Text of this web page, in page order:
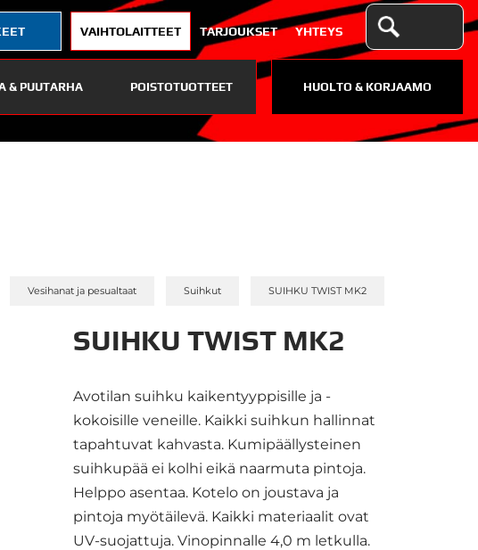
VAIHTOLAITTEET TARJOUKSET YHTEYS
& PUUTARHA POISTOTUOTTEET HUOLTO & KORJAAMO
Vesihanat ja pesualtaat Suihkut SUIHKU TWIST MK2
SUIHKU TWIST MK2
Avotilan suihku kaikentyyppisille ja -
kokoisille veneille. Kaikki suihkun hallinnat
tapahtuvat kahvasta. Kumipäällysteinen
suihkupää ei kolhi eikä naarmuta pintoja.
Helppo asentaa. Kotelo on joustava ja
pintoja myötäilevä. Kaikki materiaalit ovat
UV-suojattuja. Vinopinnalle 4,0 m letkulla.